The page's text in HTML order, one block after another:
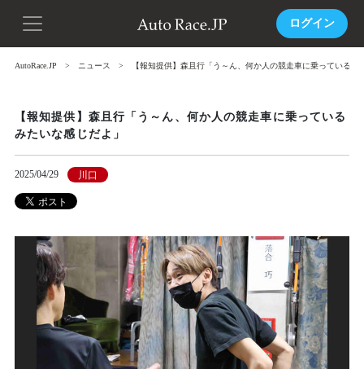
ログイン
AutoRace.JP ニュース 【報知提供】森且行「う～ん、何か人の競走車に乗っているみ
【報知提供】森且行「う～ん、何か人の競走車に乗っている
みたいな感じだよ」
2025/04/29 川口